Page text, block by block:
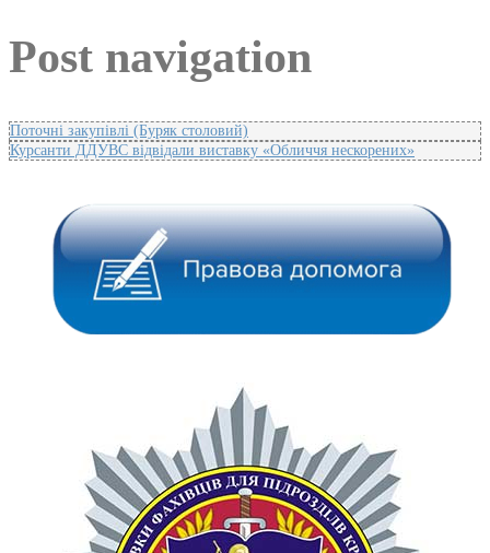
Post navigation
Поточні закупівлі (Буряк столовий)
Курсанти ДДУВС відвідали виставку «Обличчя нескорених»